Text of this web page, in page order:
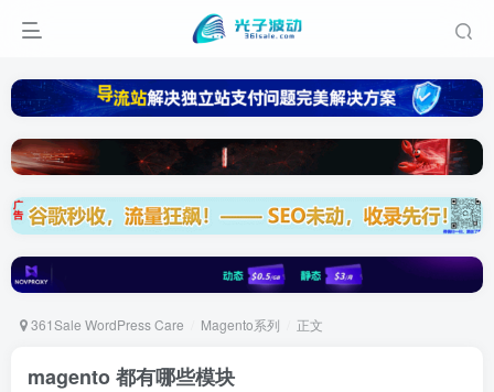
361Sale WordPress Care Magento系列 正文
magento 都有哪些模块